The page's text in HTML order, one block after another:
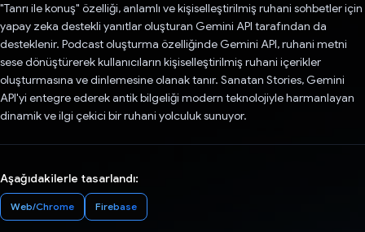
"Tanrı ile konuş" özelliği, anlamlı ve kişiselleştirilmiş ruhani sohbetler için
yapay zeka destekli yanıtlar oluşturan Gemini API tarafından da
desteklenir. Podcast oluşturma özelliğinde Gemini API, ruhani metni
sese dönüştürerek kullanıcıların kişiselleştirilmiş ruhani içerikler
oluşturmasına ve dinlemesine olanak tanır. Sanatan Stories, Gemini
API'yi entegre ederek antik bilgeliği modern teknolojiyle harmanlayan
dinamik ve ilgi çekici bir ruhani yolculuk sunuyor.
Aşağıdakilerle tasarlandı:
Web/Chrome Firebase